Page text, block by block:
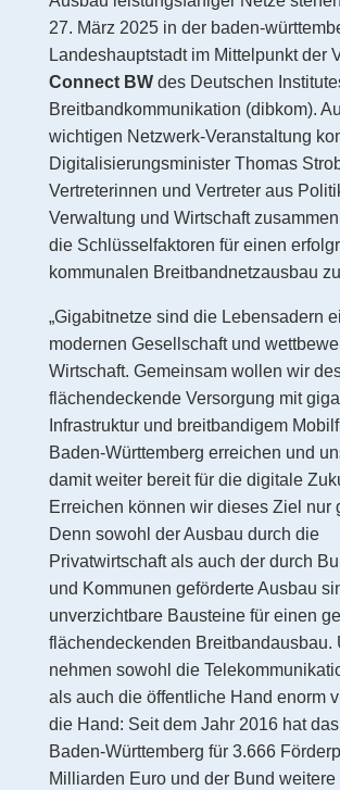
27. März 2025 in der baden-
Landeshauptstadt im Mittelpunkt der
Connect BW des Deutschen
Breitbandkommunikation (dibkom).
wichtigen Netzwerk-Veranstaltung
Digitalisierungsminister Thomas
Vertreterinnen und Vertreter aus
Verwaltung und Wirtschaft
die Schlüsselfaktoren für einen
kommunalen Breitbandnetzausbau
„Gigabitnetze sind die Lebensadern
modernen Gesellschaft und
Wirtschaft. Gemeinsam wollen wir
flächendeckende Versorgung mit
Infrastruktur und breitbandigem
Baden-Württemberg erreichen und
damit weiter bereit für die digitale
Erreichen können wir dieses Ziel nur
Denn sowohl der Ausbau durch die
Privatwirtschaft als auch der durch
und Kommunen geförderte Ausbau
unverzichtbare Bausteine für einen
flächendeckenden Breitbandausbau.
nehmen sowohl die
als auch die öffentliche Hand enorm
die Hand: Seit dem Jahr 2016 hat
Baden-Württemberg für 3.666
Milliarden Euro und der Bund weitere